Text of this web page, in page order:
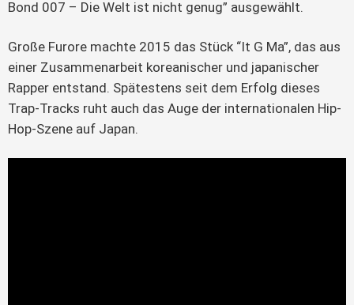
Bond 007 – Die Welt ist nicht genug” ausgewählt.
Große Furore machte 2015 das Stück “It G Ma”, das aus
einer Zusammenarbeit koreanischer und japanischer
Rapper entstand. Spätestens seit dem Erfolg dieses
Trap-Tracks ruht auch das Auge der internationalen Hip-
Hop-Szene auf Japan.